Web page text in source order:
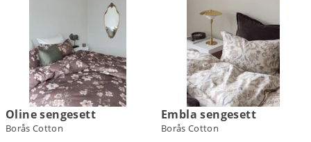
Oline sengesett
Borås Cotton
Embla sengesett
Borås Cotton